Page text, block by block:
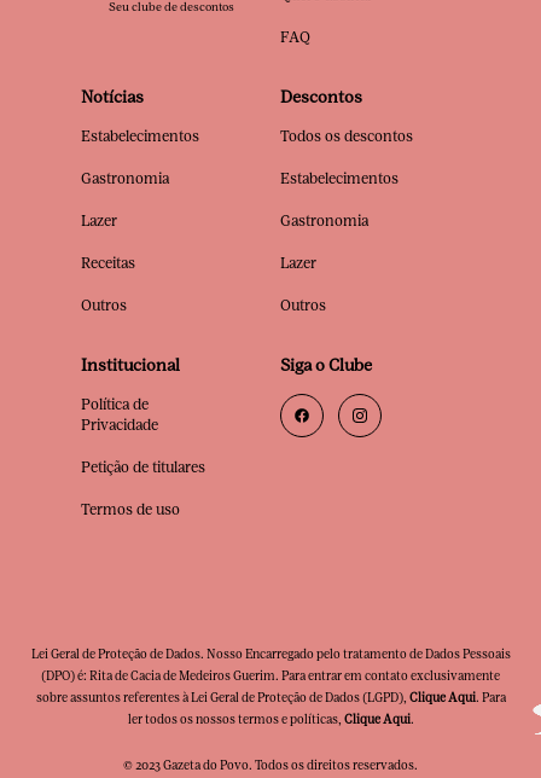
Clube Premia
Seu clube de descontos
FAQ
Notícias
Estabelecimentos
Gastronomia
Lazer
Receitas
Outros
Descontos
Todos os descontos
Estabelecimentos
Gastronomia
Lazer
Outros
Institucional
Política de
Privacidade
Petição de titulares
Termos de uso
Siga o Clube
Lei Geral de Proteção de Dados. Nosso Encarregado pelo tratamento de Dados Pessoais
(DPO) é: Rita de Cacia de Medeiros Guerim. Para entrar em contato exclusivamente
sobre assuntos referentes à Lei Geral de Proteção de Dados (LGPD), Clique Aqui. Para
ler todos os nossos termos e políticas, Clique Aqui.
© 2023 Gazeta do Povo. Todos os direitos reservados.